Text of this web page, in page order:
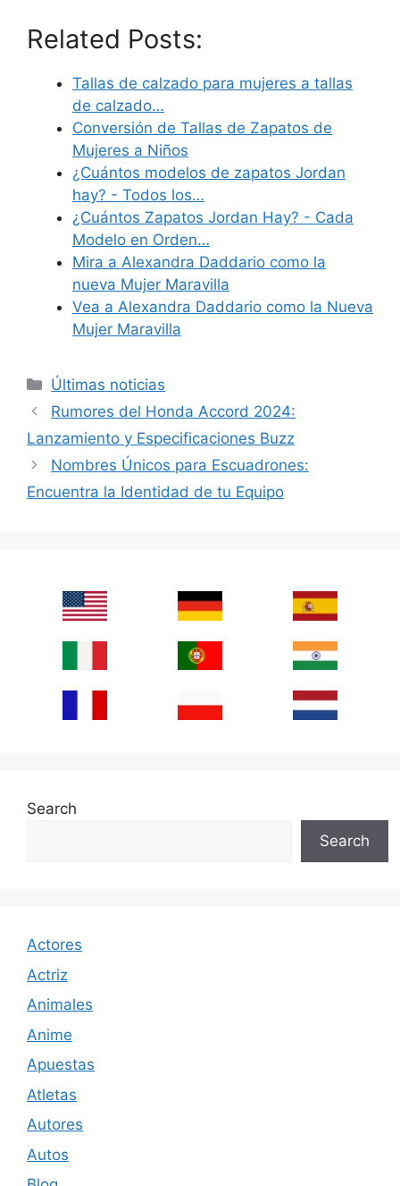
Related Posts:
Tallas de calzado para mujeres a tallas
de calzado…
Conversión de Tallas de Zapatos de
Mujeres a Niños
¿Cuántos modelos de zapatos Jordan
hay? - Todos los…
¿Cuántos Zapatos Jordan Hay? - Cada
Modelo en Orden…
Mira a Alexandra Daddario como la
nueva Mujer Maravilla
Vea a Alexandra Daddario como la Nueva
Mujer Maravilla
Categories
Últimas noticias
Rumores del Honda Accord 2024:
Lanzamiento y Especificaciones Buzz
Nombres Únicos para Escuadrones:
Encuentra la Identidad de tu Equipo
Search
Search
Actores
Actriz
Animales
Anime
Apuestas
Atletas
Autores
Autos